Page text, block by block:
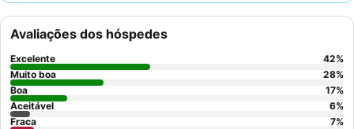
variadas e abrangentes, incluindo tapiocas e omeletes
preparadas na hora. Para uma experiência mais confortável,
considere solicitar um
com uma cama grande
de casal.
Avaliações dos hóspedes
Excelente 42%
Muito boa
28%
Boa
17%
Aceitável
6%
Fraca
7%